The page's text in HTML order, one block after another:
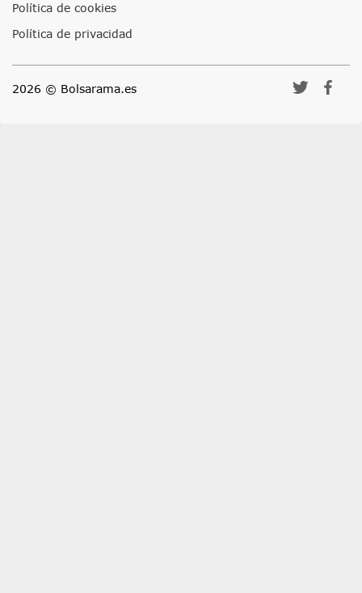
Política de cookies
Política de privacidad
2026 © Bolsarama.es